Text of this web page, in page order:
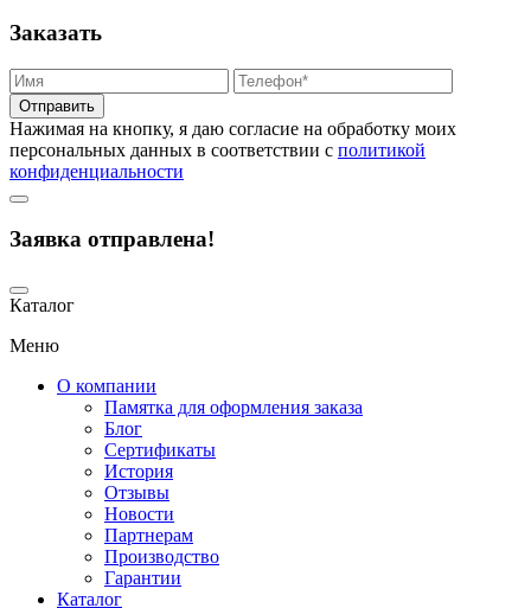
Заказать
Отправить
Нажимая на кнопку, я даю согласие на обработку моих
персональных данных в соответствии с политикой
конфиденциальности
Заявка отправлена!
Каталог
Меню
О компании
Памятка для оформления заказа
Блог
Сертификаты
История
Отзывы
Новости
Партнерам
Производство
Гарантии
Каталог